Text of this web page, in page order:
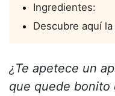
Ingredientes:
Descubre aquí
¿Te apetece un
que quede bonito